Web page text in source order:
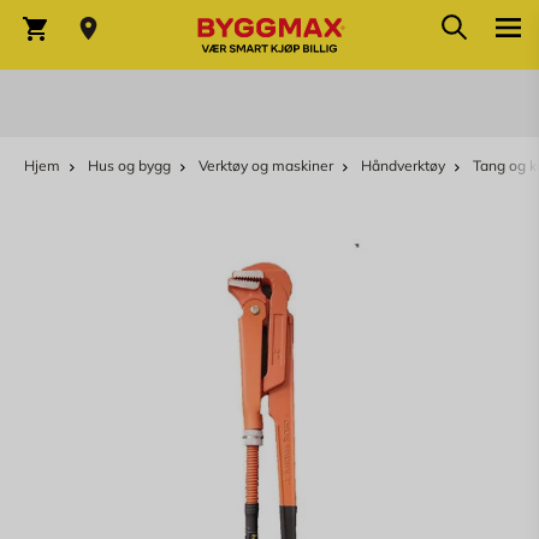
Varekurv Søk
Hjem Hus og bygg Verktøy og maskiner Håndverktøy Tang og